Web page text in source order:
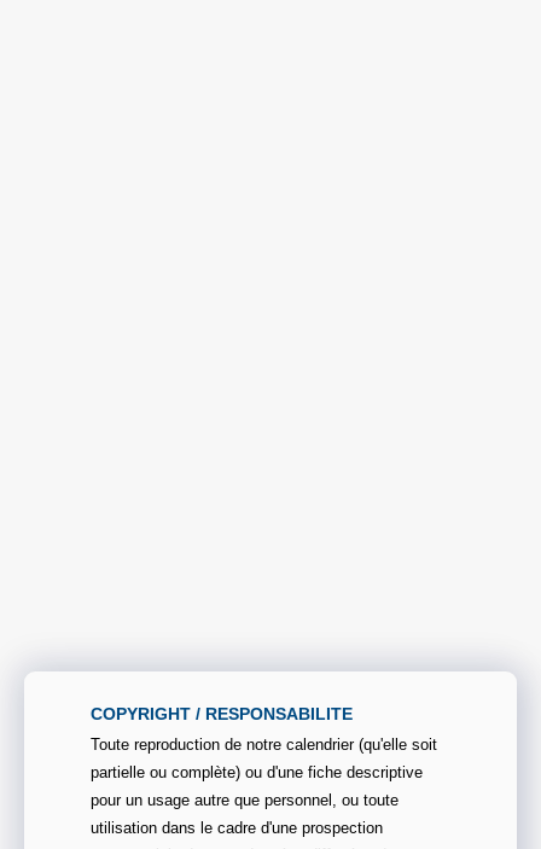
COPYRIGHT / RESPONSABILITE
Toute reproduction de notre calendrier (qu'elle soit
partielle ou complète) ou d'une fiche descriptive
pour un usage autre que personnel, ou toute
utilisation dans le cadre d'une prospection